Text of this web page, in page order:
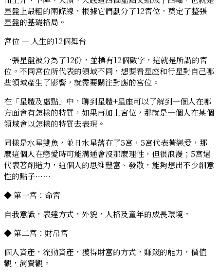
星盤上最粗的兩條線，根據它們劃分了12宮位，奠定了整張
星盤的基礎格局。
宮位 — 人生的12個舞台
一張星盤被分為了12份，並標有12個數字，這就是所謂的宮
位。不同宮位所代表的領域不同，想要看星座和行星對自己哪
些領域產生了影響，就需要關注對應的宮位。
在「星體及虛點」中，聊到星體+星座可以了解到一個人在哪
方面會有怎樣的特質，如果再加上宮位，那就是一個人在某個
領域會以怎樣的特質去表現。
同樣是水星雙魚，並且水星落在了5宮，5宮代表著戀愛，那
麼這個人在戀愛時可能溝通會沒那麼理性，但很浪漫；5宮還
代表著創造力，這個人的思維豐富、發散，能夠想出不少創意
性的點子⋯⋯
◆ 第一宮：命宮
自我意識，表達方式，外貌，人格及童年的成長環境。
◆ 第二宮：財帛宮
個人資產，流動資產，獲得財富的方式，賺錢的能力，價值
觀，消費觀。